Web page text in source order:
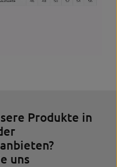
Produkte in
uns